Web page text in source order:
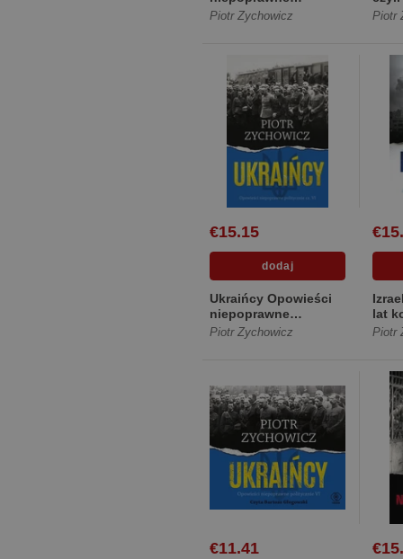
politycznie [Miękka ze
Piotr Zychowicz
AK
Piotr
€15.15
Ukraińcy Opowieści
niepoprawne
politycznie cz.VI
Piotr Zychowicz
lat
Piotr
€11.41